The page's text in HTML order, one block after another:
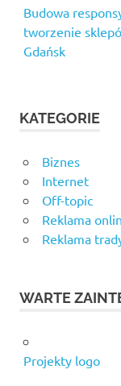
Budowa
tworzenie
Gdańsk
KATEGORIE
Biznes
Internet
Off-topic
Reklama
Reklama
WARTE
Projekty logo